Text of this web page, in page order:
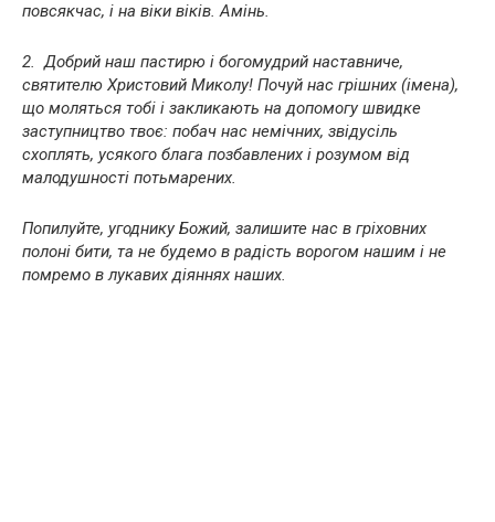
повсякчас, і на віки віків. Амінь.
2. Добрий наш пастирю і богомудрий наставниче,
святителю Христовий Миколу! Почуй нас грішних (імена),
що моляться тобі і закликають на допомогу швидке
заступництво твоє: побач нас немічних, звідусіль
схоплять, усякого блага позбавлених і розумом від
малодушності потьмарених.
Попилуйте, угоднику Божий, залишите нас в гріховних
полоні бити, та не будемо в радість ворогом нашим і не
помремо в лукавих діяннях наших.